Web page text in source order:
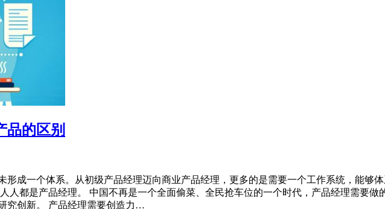
品的区别
形成一个体系。从初级产品经理迈向商业产品经理，更多的是需要一个工作系统，能够
人都是产品经理。 中国不再是一个全面偷菜、全民抢车位的一个时代，产品经理需要做
究创新。 产品经理需要创造力…